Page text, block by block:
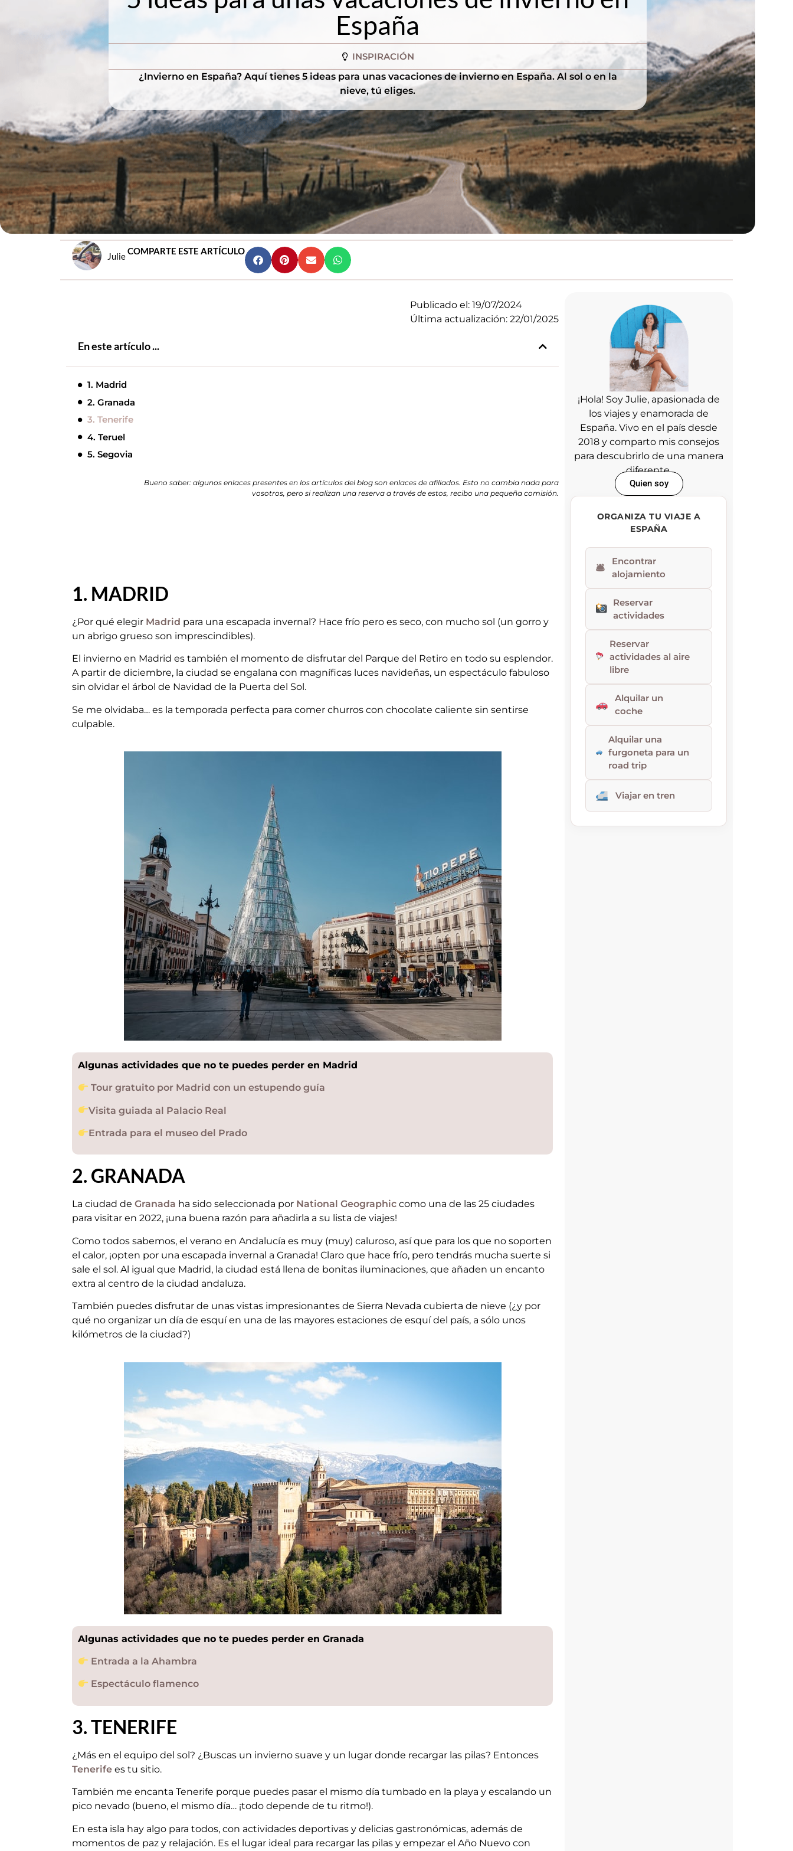
España
INSPIRACIÓN
¿Invierno en España? Aquí tienes 5 ideas para unas vacaciones de invierno en España. Al sol o en la
nieve, tú eliges.
JulieCOMPARTE ESTE ARTÍCULO
Publicado el: 19/07/2024
Última actualización: 22/01/2025
En este artículo ...
1. Madrid
2. Granada
3. Tenerife
4. Teruel
5. Segovia
Bueno saber: algunos enlaces presentes en los artículos del blog son enlaces de afiliados. Esto no cambia nada para
vosotros, pero si realizan una reserva a través de estos, recibo una pequeña comisión.
1. MADRID
¿Por qué elegir Madrid para una escapada invernal? Hace frío pero es seco, con mucho sol (un gorro y
un abrigo grueso son imprescindibles).
El invierno en Madrid es también el momento de disfrutar del Parque del Retiro en todo su esplendor.
A partir de diciembre, la ciudad se engalana con magníficas luces navideñas, un espectáculo fabuloso
sin olvidar el árbol de Navidad de la Puerta del Sol.
Se me olvidaba… es la temporada perfecta para comer churros con chocolate caliente sin sentirse
culpable.
Algunas actividades que no te puedes perder en Madrid
Tour gratuito por Madrid con un estupendo guía
Visita guiada al Palacio Real
Entrada para el museo del Prado
2. GRANADA
La ciudad de Granada ha sido seleccionada por National Geographic como una de las 25 ciudades
para visitar en 2022, ¡una buena razón para añadirla a su lista de viajes!
Como todos sabemos, el verano en Andalucía es muy (muy) caluroso, así que para los que no soporten
el calor, ¡opten por una escapada invernal a Granada! Claro que hace frío, pero tendrás mucha suerte si
sale el sol. Al igual que Madrid, la ciudad está llena de bonitas iluminaciones, que añaden un encanto
extra al centro de la ciudad andaluza.
También puedes disfrutar de unas vistas impresionantes de Sierra Nevada cubierta de nieve (¿y por
qué no organizar un día de esquí en una de las mayores estaciones de esquí del país, a sólo unos
kilómetros de la ciudad?)
Algunas actividades que no te puedes perder en Granada
Entrada a la Ahambra
Espectáculo flamenco
3. TENERIFE
¿Más en el equipo del sol? ¿Buscas un invierno suave y un lugar donde recargar las pilas? Entonces
Tenerife es tu sitio.
También me encanta Tenerife porque puedes pasar el mismo día tumbado en la playa y escalando un
pico nevado (bueno, el mismo día… ¡todo depende de tu ritmo!).
En esta isla hay algo para todos, con actividades deportivas y delicias gastronómicas, además de
momentos de paz y relajación. Es el lugar ideal para recargar las pilas y empezar el Año Nuevo con
¡Hola! Soy Julie, apasionada de
los viajes y enamorada de
España. Vivo en el país desde
2018 y comparto mis consejos
para descubrirlo de una manera
diferente.
Quien soy
ORGANIZA TU VIAJE A
ESPAÑA
🛎
Encontrar
alojamiento
Reservar
actividades
Reservar
actividades al aire
libre
Alquilar un
coche
Alquilar una
furgoneta para un
road trip
Viajar en tren